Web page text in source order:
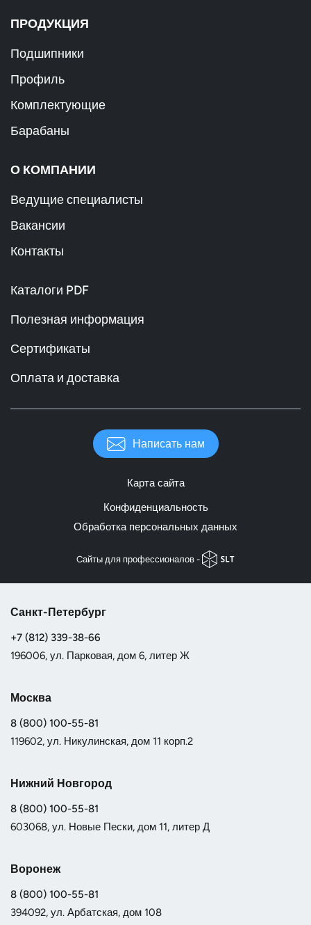
ПРОДУКЦИЯ
Подшипники
Профиль
Комплектующие
Барабаны
О КОМПАНИИ
Ведущие специалисты
Вакансии
Контакты
Каталоги PDF
Полезная информация
Сертификаты
Оплата и доставка
Написать нам
Карта сайта
Конфиденциальность
Обработка персональных данных
Cайты для профессионалов -
Санкт-Петербург
+7 (812) 339-38-66
196006, ул. Парковая, дом 6, литер Ж
Москва
8 (800) 100-55-81
119602, ул. Никулинская, дом 11 корп.2
Нижний Новгород
8 (800) 100-55-81
603068, ул. Новые Пески, дом 11, литер Д
Воронеж
8 (800) 100-55-81
394092, ул. Арбатская, дом 108